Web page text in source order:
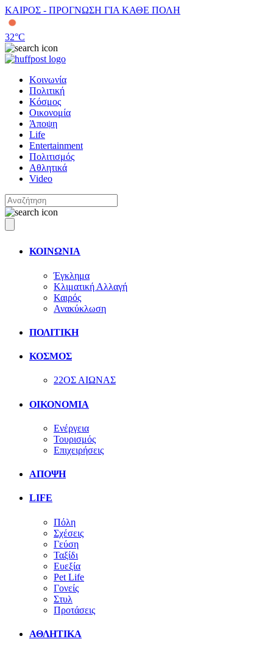
ΚΑΙΡΟΣ - ΠΡΟΓΝΩΣΗ ΓΙΑ ΚΑΘΕ ΠΟΛΗ
32°C
Κοινωνία
Πολιτική
Κόσμος
Οικονομία
Άποψη
Life
Entertainment
Πολιτισμός
Αθλητικά
Video
ΚΟΙΝΩΝΙΑ
Έγκλημα
Κλιματική Αλλαγή
Καιρός
Ανακύκλωση
ΠΟΛΙΤΙΚΗ
ΚΟΣΜΟΣ
22ΟΣ ΑΙΩΝΑΣ
ΟΙΚΟΝΟΜΙΑ
Ενέργεια
Τουρισμός
Επιχειρήσεις
ΑΠΟΨΗ
LIFE
Πόλη
Σχέσεις
Γεύση
Ταξίδι
Ευεξία
Pet Life
Γονείς
Στυλ
Προτάσεις
ΑΘΛΗΤΙΚΑ